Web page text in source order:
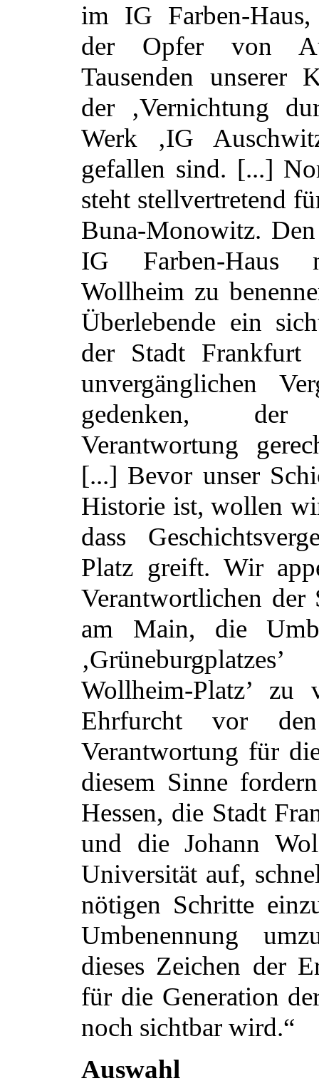
im IG Farben-
der Opfer von
Tausenden unserer
der ‚Vernichtung
Werk ‚IG
gefallen sind. [...]
steht stellvertretend
Buna-Monowitz.
IG Farben-Haus
Wollheim zu
Überlebende ein
der Stadt
unvergänglichen
gedenken, der
Verantwortung
[...] Bevor unser
Historie ist, wollen
dass
Platz greift. Wir
Verantwortlichen der
am Main, die
Wollheim-Platz’ zu
Ehrfurcht vor
Verantwortung für
diesem Sinne
Hessen, die Stadt
und die Johann
Universität auf,
nötigen Schritte
Umbenennung
dieses Zeichen der
für die Generation
noch sichtbar wird.“